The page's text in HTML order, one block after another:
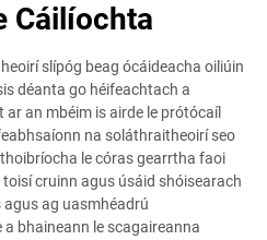
Cáilíochta
slípóg beag ócáideacha oiliúin
déanta go héifeachtach a
an mbéim is airde le prótócaíl
na soláthraitheoirí seo
le córas gearrtha faoi
cruinn agus úsáid shóisearach
ag uasmhéadrú
bhaineann le scagaireanna